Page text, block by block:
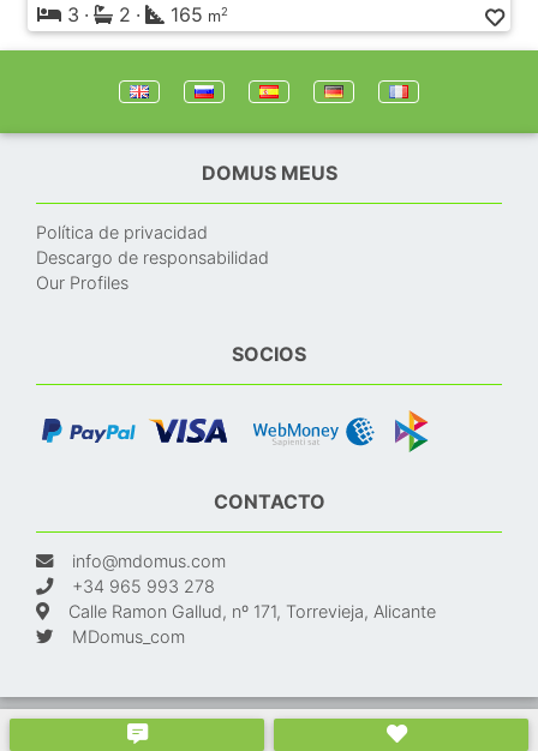
3 · 2 · 165 m2
DOMUS MEUS
Política de privacidad
Descargo de responsabilidad
Our Profiles
SOCIOS
CONTACTO
info@mdomus.com
+34 965 993 278
Calle Ramon Gallud, nº 171, Torrevieja, Alicante
MDomus_com
© 2024. Made with . Propiedad en España